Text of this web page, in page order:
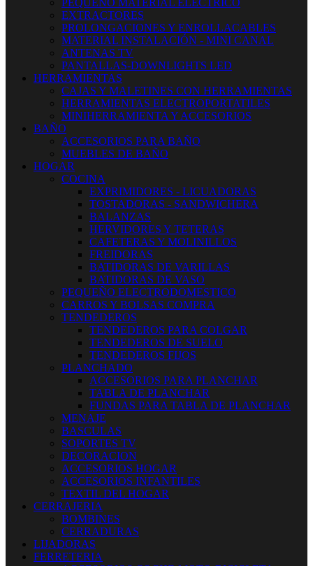
PEQUEÑO MATERIAL ELECTRICO
EXTRACTORES
PROLONGACIONES Y ENROLLACABLES
MATERIAL INSTALACIÓN - MINI CANAL
ANTENAS TV
PANTALLAS-DOWNLIGHTS LED
HERRAMIENTAS
CAJAS Y MALETINES CON HERRAMIENTAS
HERRAMIENTAS ELECTROPORTATILES
MINIHERRAMIENTA Y ACCESORIOS
BAÑO
ACCESORIOS PARA BAÑO
MUEBLES DE BAÑO
HOGAR
COCINA
EXPRIMIDORES - LICUADORAS
TOSTADORAS - SANDWICHERA
BALANZAS
HERVIDORES Y TETERAS
CAFETERAS Y MOLINILLOS
FREIDORAS
BATIDORAS DE VARILLAS
BATIDORAS DE VASO
PEQUEÑO ELECTRODOMESTICO
CARROS Y BOLSAS COMPRA
TENDEDEROS
TENDEDEROS PARA COLGAR
TENDEDEROS DE SUELO
TENDEDEROS FIJOS
PLANCHADO
ACCESORIOS PARA PLANCHAR
TABLA DE PLANCHAR
FUNDAS PARA TABLA DE PLANCHAR
MENAJE
BASCULAS
SOPORTES TV
DECORACION
ACCESORIOS HOGAR
ACCESORIOS INFANTILES
TEXTIL DEL HOGAR
CERRAJERIA
BOMBINES
CERRADURAS
LIJADORAS
FERRETERIA